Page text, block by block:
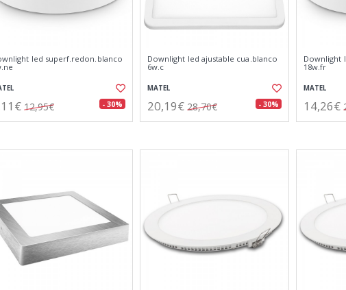
led superf.redon.blanco
12,95€ - 30%
Downlight led ajustable cua.blanco
6w.c
MATEL
20,19€ 28,70€ - 30%
Downlight
18w.fr
MATEL
14,26€